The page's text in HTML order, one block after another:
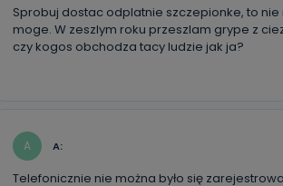
19 dostępu
ich
sprzeciwu
Do
Jakie
Przetwarzane
Sprobuj dostac odplatnie szczepionke, to
moge. W zeszlym roku przeszlam grype z
czy kogos obchodza tacy ludzie jak ja?
A A:
Telefonicznie nie można było się